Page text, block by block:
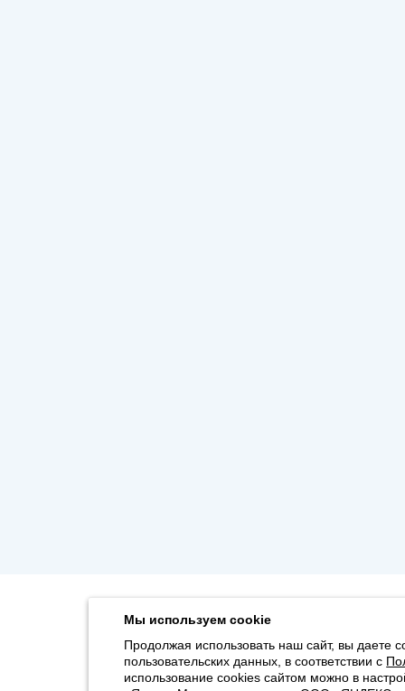
Мы используем cookie
Продолжая использовать наш сайт, вы даете
пользовательских данных, в соответствии с
использование cookies сайтом можно в